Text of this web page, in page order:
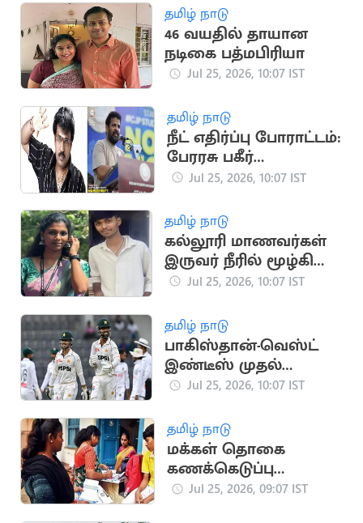
தமிழ் நாடு
46 வயதில் தாயான
நடிகை பத்மபிரியா
Jul 25, 2026, 10:07 IST
தமிழ் நாடு
நீட் எதிர்ப்பு போராட்டம்:
பேரரசு பகீர்
குற்றச்சாட்டு
Jul 25, 2026, 10:07 IST
தமிழ் நாடு
கல்லூரி மாணவர்கள்
இருவர் நீரில் மூழ்கி
உயிரிழப்பு
Jul 25, 2026, 10:07 IST
தமிழ் நாடு
பாகிஸ்தான்-வெஸ்ட்
இண்டீஸ் முதல்
டெஸ்ட் இன்று
Jul 25, 2026, 10:07 IST
தமிழ் நாடு
மக்கள் தொகை
கணக்கெடுப்பு
பணிக்கு ஆசிரியர்
Jul 25, 2026, 09:07 IST